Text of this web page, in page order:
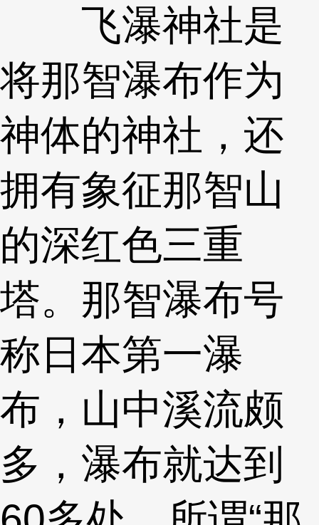
飞瀑神社是
将那智瀑布作为
神体的神社，还
拥有象征那智山
的深红色三重
塔。那智瀑布号
称日本第一瀑
布，山中溪流颇
多，瀑布就达到